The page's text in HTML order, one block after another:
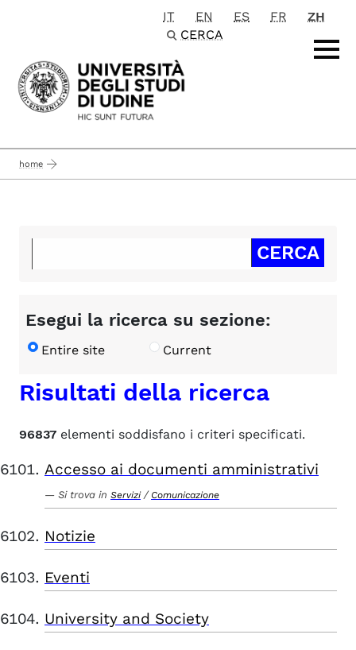
Passa al contenuto principale
IT EN ES FR
ZH
CERCA
home
Esegui la ricerca su sezione:
Entire site Current
Risultati della ricerca
96837 elementi soddisfano i criteri specificati.
Accesso ai documenti amministrativi
Si trova in Servizi / Comunicazione
Notizie
Eventi
University and Society